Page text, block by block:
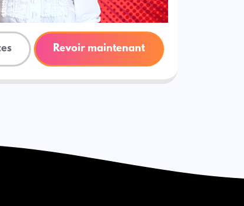
Revoir maintenant